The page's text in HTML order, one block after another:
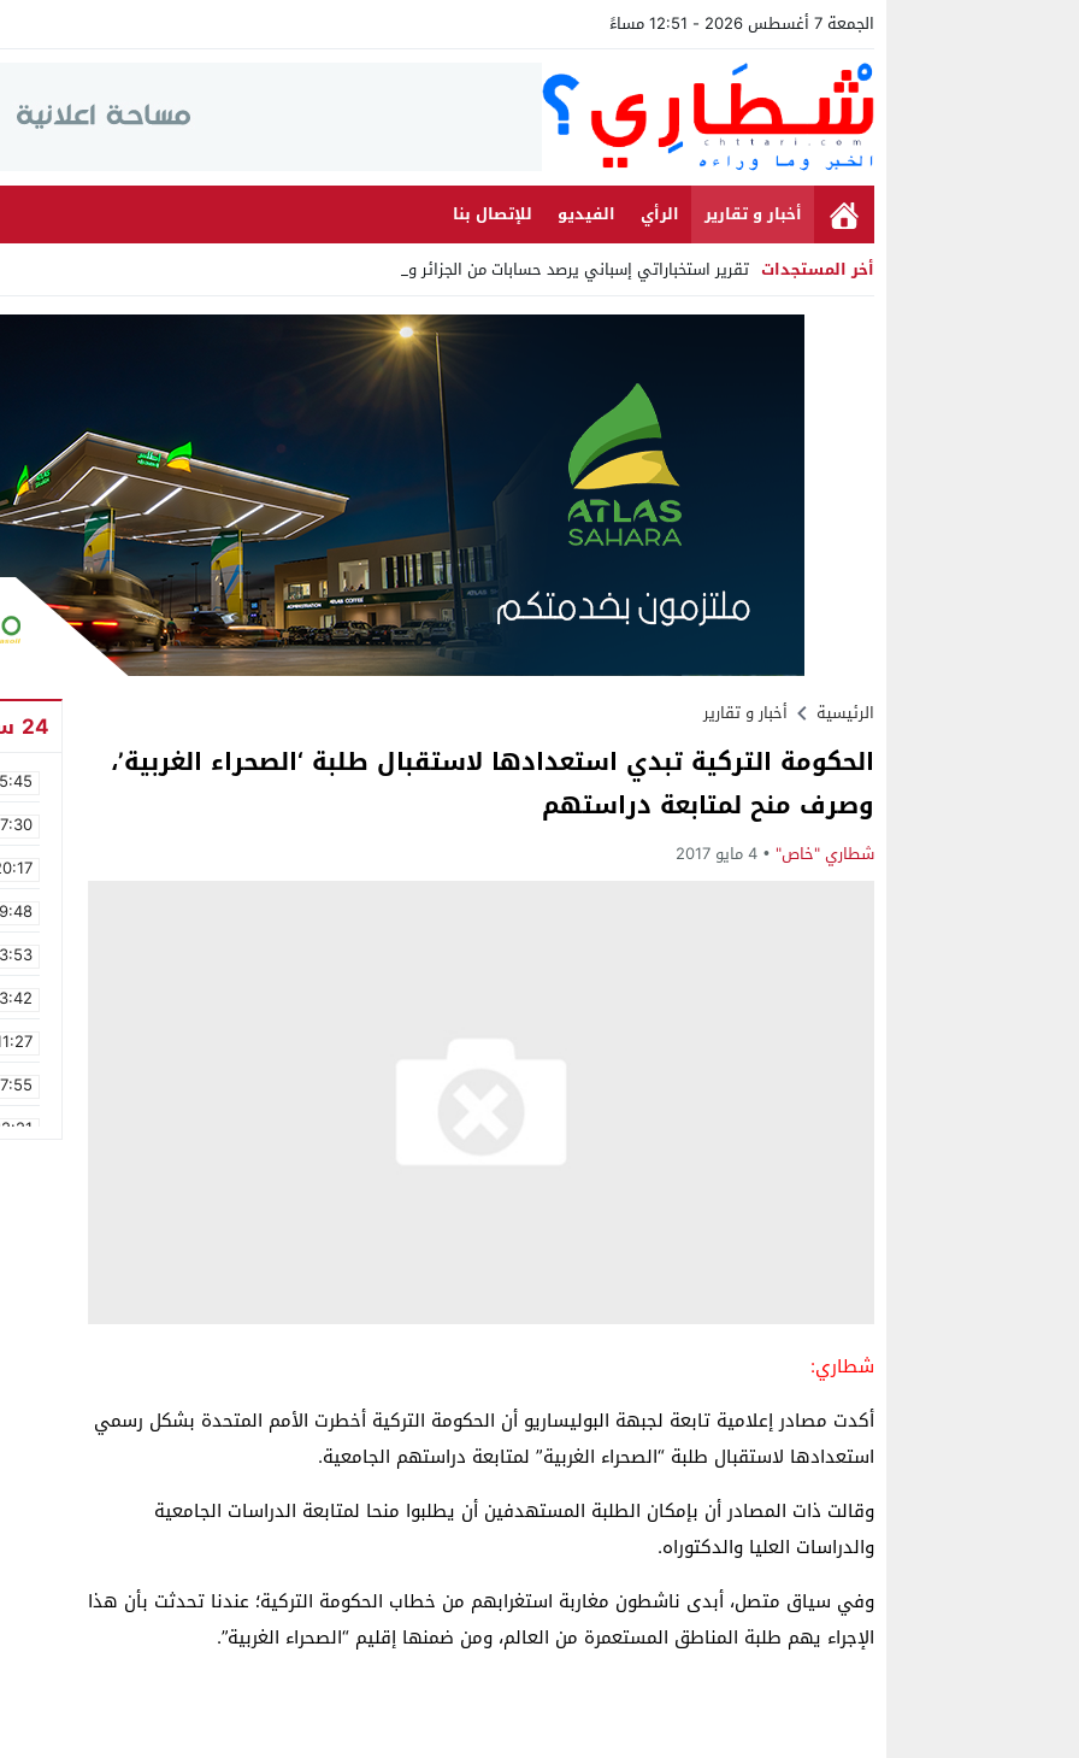
الجمعة 7 أغسطس 2026 - 12:51 مساءً
أخبار و تقارير الرأي الفيديو
للإتصال بنا
أخر المستجدات تقرير استخباراتي إسباني يرصد حسابات من الجزائر وأرقاما بـ _
Stop
الرئيسية أخبار و تقارير
الحكومة التركية تبدي استعدادها لاستقبال طلبة ‘الصحراء الغربية’،
وصرف منح لمتابعة دراستهم
شطاري "خاص" 4 مايو 2017
شطاري:
أكدت مصادر إعلامية تابعة لجبهة البوليساريو أن الحكومة التركية أخطرت الأمم المتحدة بشكل رسمي
استعدادها لاستقبال طلبة “الصحراء الغربية” لمتابعة دراستهم الجامعية.
وقالت ذات المصادر أن بإمكان الطلبة المستهدفين أن يطلبوا منحا لمتابعة الدراسات الجامعية
والدراسات العليا والدكتوراه.
وفي سياق متصل، أبدى ناشطون مغاربة استغرابهم من خطاب الحكومة التركية؛ عندنا تحدثت بأن هذا
الإجراء يهم طلبة المناطق المستعمرة من العالم، ومن ضمنها إقليم “الصحراء الغربية”.
24 ساعة